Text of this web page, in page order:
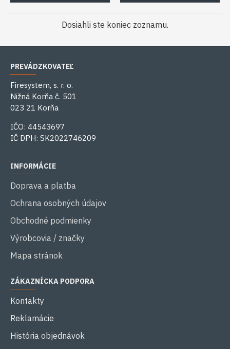
Dosiahli ste koniec zoznamu.
PREVÁDZKOVATEĽ
Firesystem, s. r. o.
Nižná Korňa č. 501
023 21 Korňa
IČO: 44543697
IČ DPH: SK2022746209
INFORMÁCIE
Doprava a platba
Ochrana osobných údajov
Obchodné podmienky
Výrobcovia / značky
Mapa stránok
ZÁKAZNÍCKA PODPORA
Kontakty
Reklamácie
História objednávok